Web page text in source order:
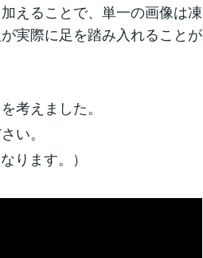
えることで、単一の画像は凍
実際に足を踏み入れることが
考えました。
い。
ります。）